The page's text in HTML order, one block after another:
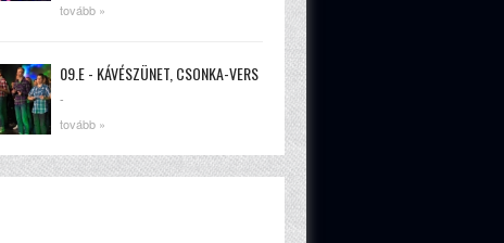
tovább »
09.E - KÁVÉSZÜNET, CSONKA-VERS
-
tovább »